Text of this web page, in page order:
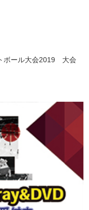
ボール大会2019 大会